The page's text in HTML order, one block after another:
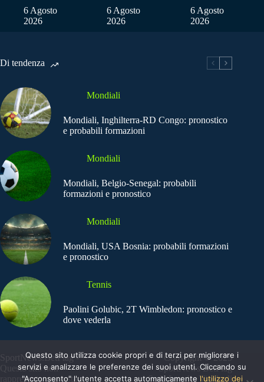
6 Agosto
2026
6 Agosto
2026
6 Agosto
2026
Di tendenza
Mondiali
Mondiali, Inghilterra-RD Congo: pronostico
e probabili formazioni
Mondiali
Mondiali, Belgio-Senegal: probabili
formazioni e pronostico
Mondiali
Mondiali, USA Bosnia: probabili formazioni
e pronostico
Tennis
Paolini Golubic, 2T Wimbledon: pronostico e
dove vederla
SportNews.BetFlag -
Questo sito non
rappresenta una testata
Copyright © 2025
SportNews BetFlag
Sede Legale: Via degli
Questo sito utilizza cookie propri e di terzi per migliorare i
servizi e analizzare le preferenze dei suoi utenti. Cliccando su
"Acconsento" l'utente accetta automaticamente l'utilizzo dei